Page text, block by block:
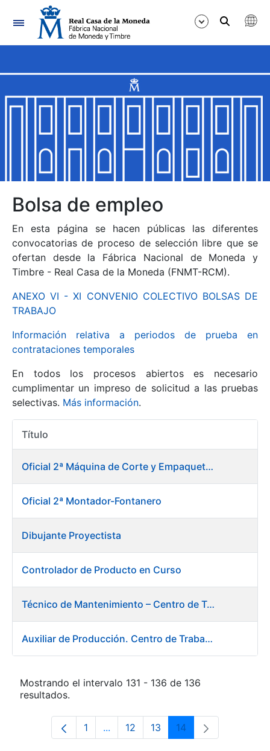
Navegación
Mostrar/Ocultar
Mostrar/Ocultar
Mostrar/Ocultar
Mostrar/Ocultar
Mostrar/Ocultar
Mostrar/Ocultar
Mostrar/Ocultar
Bolsa de empleo
En esta página se hacen públicas las diferentes
convocatorias de proceso de selección libre que se
ofertan desde la Fábrica Nacional de Moneda y
Timbre - Real Casa de la Moneda (FNMT-RCM).
ANEXO VI - XI CONVENIO COLECTIVO BOLSAS DE
TRABAJO
Información relativa a periodos de prueba en
contrataciones temporales
En todos los procesos abiertos es necesario
cumplimentar un impreso de solicitud a las pruebas
selectivas. Más información.
Título
Oficial 2ª Máquina de Corte y Empaquetado de Billetes
Oficial 2ª Montador-Fontanero
Dibujante Proyectista
Controlador de Producto en Curso
Técnico de Mantenimiento – Centro de Trabajo de Burgos
Auxiliar de Producción. Centro de Trabajo de Burgos
Mostrando el intervalo 131 - 136 de 136
resultados.
Página
1 ...Páginas intermedias Use TAB para
Página
12 Página
13 Página
14